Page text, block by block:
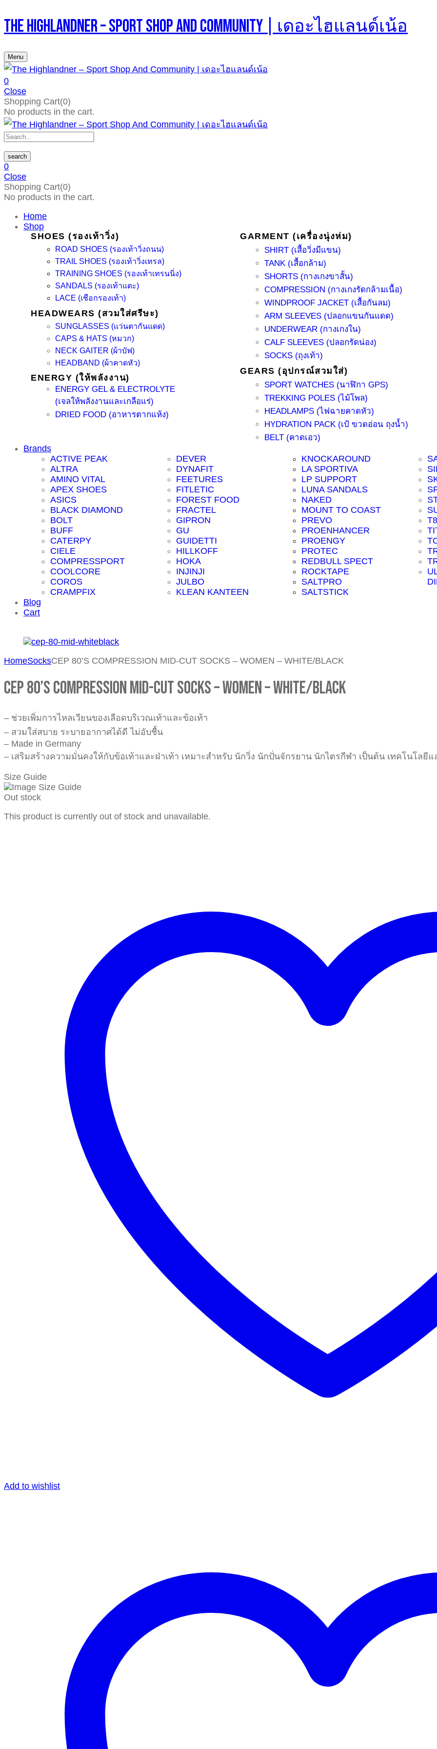
The Highlandner – Sport Shop And Community | เดอะไฮแลนด์เน้อ
Menu
0
Close
Shopping Cart(0)
No products in the cart.
search
0
Close
Shopping Cart(0)
No products in the cart.
Home
Shop
SHOES (รองเท้าวิ่ง)
ROAD SHOES (รองเท้าวิ่งถนน)
TRAIL SHOES (รองเท้าวิ่งเทรล)
TRAINING SHOES (รองเท้าเทรนนิ่ง)
SANDALS (รองเท้าแตะ)
LACE (เชือกรองเท้า)
HEADWEARS (สวมใส่ศรีษะ)
SUNGLASSES (แว่นตากันแดด)
CAPS & HATS (หมวก)
NECK GAITER (ผ้าบัฟ)
HEADBAND (ผ้าคาดหัว)
ENERGY (ให้พลังงาน)
ENERGY GEL & ELECTROLYTE
(เจลให้พลังงานและเกลือแร่)
DRIED FOOD (อาหารตากแห้ง)
GARMENT (เครื่องนุ่งห่ม)
SHIRT (เสื้อวิ่งมีแขน)
TANK (เสื้อกล้าม)
SHORTS (กางเกงขาสั้น)
COMPRESSION (กางเกงรัดกล้ามเนื้อ)
WINDPROOF JACKET (เสื้อกันลม)
ARM SLEEVES (ปลอกแขนกันแดด)
UNDERWEAR (กางเกงใน)
CALF SLEEVES (ปลอกรัดน่อง)
SOCKS (ถุงเท้า)
GEARS (อุปกรณ์สวมใส่)
SPORT WATCHES (นาฬิกา GPS)
TREKKING POLES (ไม้โพล)
HEADLAMPS (ไฟฉายคาดหัว)
HYDRATION PACK (เป้ ขวดอ่อน ถุงน้ำ)
BELT (คาดเอว)
Brands
ACTIVE PEAK
ALTRA
AMINO VITAL
APEX SHOES
ASICS
BLACK DIAMOND
BOLT
BUFF
CATERPY
CIELE
COMPRESSPORT
COOLCORE
COROS
CRAMPFIX
DEVER
DYNAFIT
FEETURES
FITLETIC
FOREST FOOD
FRACTEL
GIPRON
GU
GUIDETTI
HILLKOFF
HOKA
INJINJI
JULBO
KLEAN KANTEEN
KNOCKAROUND
LA SPORTIVA
LP SUPPORT
LUNA SANDALS
NAKED
MOUNT TO COAST
PREVO
PROENHANCER
PROENGY
PROTEC
REDBULL SPECT
ROCKTAPE
SALTPRO
SALTSTICK
T8
Blog
Cart
HomeSocksCEP 80’S COMPRESSION MID-CUT SOCKS – WOMEN – WHITE/BLACK
CEP 80’S COMPRESSION MID-CUT SOCKS – WOMEN – WHITE/BLACK
– ช่วยเพิ่มการไหลเวียนของเลือดบริเวณเท้าและข้อเท้า
– สวมใส่สบาย ระบายอากาศได้ดี ไม่อับชื้น
– Made in Germany
– เสริมสร้างความมั่นคงให้กับข้อเท้าและฝ่าเท้า เหมาะสำหรับ นักวิ่ง นักปั่นจักรยาน นักไตรกีฬา เป็นต้น เทคโนโลยี
Size Guide
Out stock
This product is currently out of stock and unavailable.
Add to wishlist